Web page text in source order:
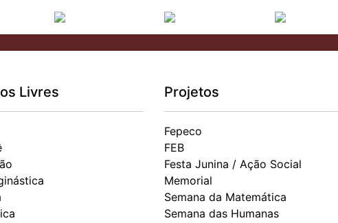
Livres Projetos
Fepeco
FEB
Festa Junina / Ação Social
Memorial
Semana da Matemática
Semana das Humanas